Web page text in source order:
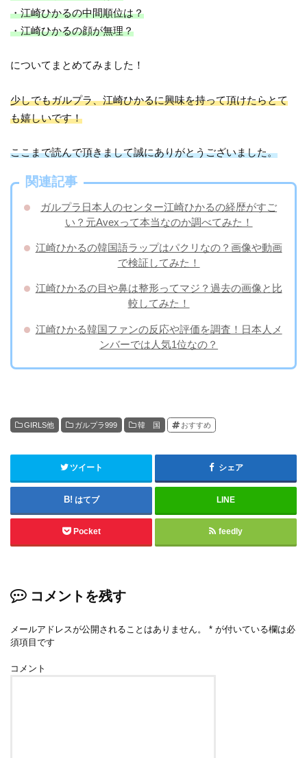
・江崎ひかるの中間順位は？
・江崎ひかるの顔が無理？
についてまとめてみました！
少しでもガルプラ、江崎ひかるに興味を持って頂けたらとて
も嬉しいです！
ここまで読んで頂きまして誠にありがとうございました。
関連記事
ガルプラ日本人のセンター江崎ひかるの経歴がすご
い？元Avexって本当なのか調べてみた！
江崎ひかるの韓国語ラップはパクリなの？画像や動画
で検証してみた！
江崎ひかるの目や鼻は整形ってマジ？過去の画像と比
較してみた！
江崎ひかる韓国ファンの反応や評価を調査！日本人メ
ンバーでは人気1位なの？
GIRLS他 ガルプラ999 韓 国 おすすめ
ツイート シェア
はてブ LINE
Pocket feedly
コメントを残す
メールアドレスが公開されることはありません。 * が付いている欄は必
須項目です
コメント